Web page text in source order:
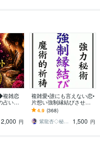
複雑恋
いに
未来◆
の本
占い
2,000 円
複雑愛•誰にも言えない恋•
片想い強制縁結びさせま
す 恋愛のブロック解除•魔
術的な祈祷•複雑恋愛成
就、相手の本音
4.9 (368)
紫龍杏◇秘伝の縁結び祈祷師
1,500 円